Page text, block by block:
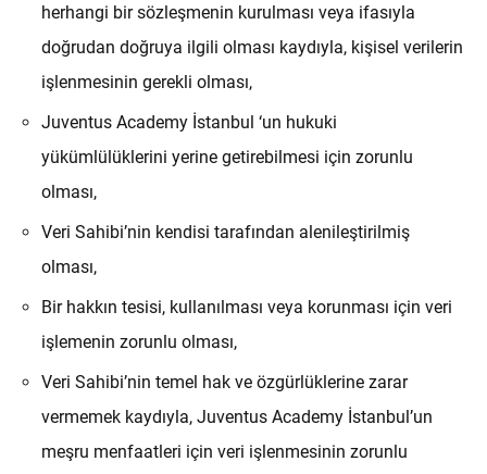
herhangi bir sözleşmenin kurulması veya ifasıyla
doğrudan doğruya ilgili olması kaydıyla, kişisel verilerin
işlenmesinin gerekli olması,
Juventus Academy İstanbul ‘un hukuki
yükümlülüklerini yerine getirebilmesi için zorunlu
olması,
Veri Sahibi’nin kendisi tarafından alenileştirilmiş
olması,
Bir hakkın tesisi, kullanılması veya korunması için veri
işlemenin zorunlu olması,
Veri Sahibi’nin temel hak ve özgürlüklerine zarar
vermemek kaydıyla, Juventus Academy İstanbul’un
meşru menfaatleri için veri işlenmesinin zorunlu